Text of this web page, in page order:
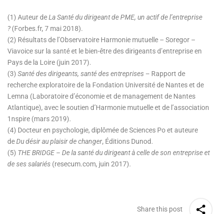
(1) Auteur deLa Santé du dirigeant de PME, un actif de l’entreprise
?(Forbes.fr, 7 mai 2018).
(2) Résultats de l’Observatoire Harmonie mutuelle – Soregor –
Viavoice sur la santé et le bien-être des dirigeants d’entreprise en
Pays de la Loire (juin 2017).
(3) Santé des dirigeants, santé des entreprises – Rapport de
recherche exploratoire de la Fondation Université de Nantes et de
Lemna (Laboratoire d’économie et de management de Nantes
Atlantique), avec le soutien d’Harmonie mutuelle et de l’association
1nspire (mars 2019).
(4) Docteur en psychologie, diplômée de Sciences Po et auteure
deDu désir au plaisir de changer, Éditions Dunod.
(5) THE BRIDGE – De la santé du dirigeant à celle de son entreprise et
de ses salariés (resecum.com, juin 2017).
Share this post